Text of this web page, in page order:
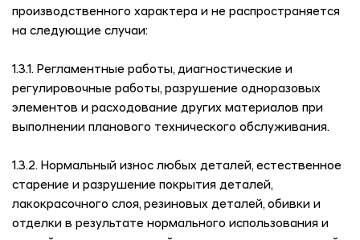
производственного характера и не распространяется
на следующие случаи:
1.3.1. Регламентные работы, диагностические и
регулировочные работы, разрушение одноразовых
элементов и расходование других материалов при
выполнении планового технического обслуживания.
1.3.2. Нормальный износ любых деталей, естественное
старение и разрушение покрытия деталей,
лакокрасочного слоя, резиновых деталей, обивки и
отделки в результате нормального использования и